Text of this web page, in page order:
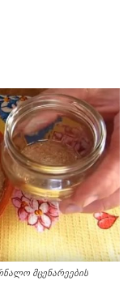
მცენარეების